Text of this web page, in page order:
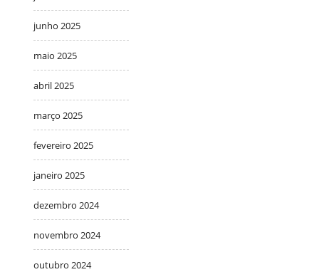
junho 2025
maio 2025
abril 2025
março 2025
fevereiro 2025
janeiro 2025
dezembro 2024
novembro 2024
outubro 2024